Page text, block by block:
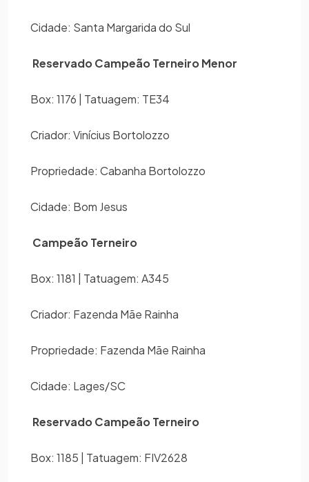
Cidade: Santa Margarida do Sul
Reservado Campeão Terneiro Menor
Box: 1176 | Tatuagem: TE34
Criador: Vinícius Bortolozzo
Propriedade: Cabanha Bortolozzo
Cidade: Bom Jesus
Campeão Terneiro
Box: 1181 | Tatuagem: A345
Criador: Fazenda Mãe Rainha
Propriedade: Fazenda Mãe Rainha
Cidade: Lages/SC
Reservado Campeão Terneiro
Box: 1185 | Tatuagem: FIV2628